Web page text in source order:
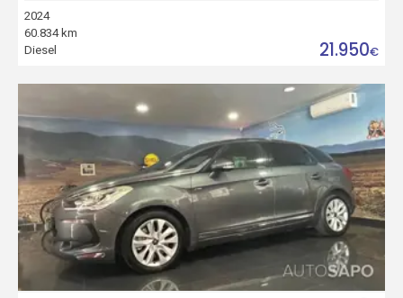
2024
60.834 km
Diesel
21.950€